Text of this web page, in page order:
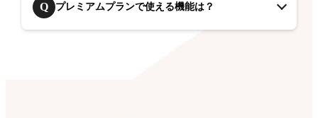
Q プレミアムプランで使える機能は？